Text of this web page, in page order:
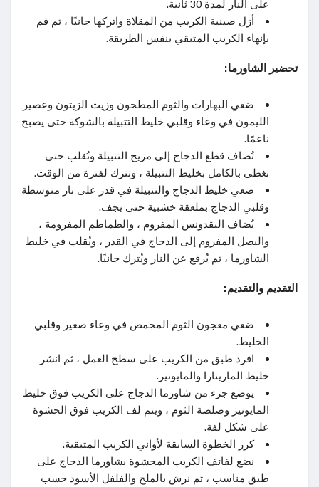
على النار لمدة 30 ثانية.
أزل صينية الكريب من المقلاة واتركها جانبًا ، ثم قم
بإنهاء الكريب المتبقي بنفس الطريقة.
تحضير الشاورما:
ضعي البهارات والثوم المطحون وزيت الزيتون وعصير
الليمون في وعاء وقلبي خليط التتبيلة بالشوكة حتى يصبح
ناعمًا.
تُضاف قطع الدجاج إلى مزيج التتبيلة وتُقلب حتى
تغطى بالكامل بخليط التتبيلة ، وتترك لفترة من الوقت.
ضعي خليط الدجاج والتتبيلة في قدر على نار متوسطة
وقلبي الدجاج بملعقة خشبية حتى يجف.
يُضاف البقدونس المفروم ، والطماطم المفرومة ،
والبصل المفروم إلى الدجاج في القدر ، ويُقلب في خليط
الشاورما ، ثم يُرفع عن النار ويُترك جانبًا.
التقديم والتقديم:
ضعي معجون الثوم المحمص في وعاء صغير وقلبي
الخليط.
افرد طبق من الكريب على سطح العمل ، ثم انشر
خليط المارينارا والمايونيز.
يوضع جزء من شاورما الدجاج على الكريب فوق خليط
المايونيز وصلصة الثوم ، ويتم لف الكريب فوق الحشوة
على شكل لفة.
كرر الخطوة السابقة لأواني الكريب المتبقية.
نضع لفائف الكريب المحشوة بشاورما الدجاج على
طبق مناسب ، ثم نرش بالملح والفلفل الأسود حسب